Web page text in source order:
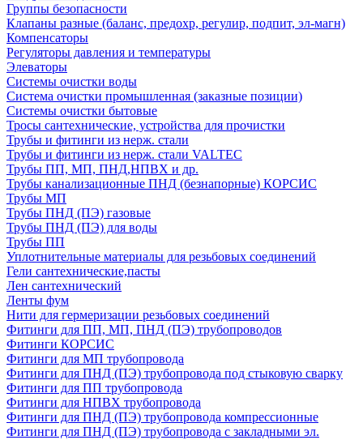
Группы безопасности
Клапаны разные (баланс, предохр, регулир, подпит, эл-магн)
Компенсаторы
Регуляторы давления и температуры
Элеваторы
Системы очистки воды
Система очистки промышленная (заказные позиции)
Системы очистки бытовые
Тросы сантехнические, устройства для прочистки
Трубы и фитинги из нерж. стали
Трубы и фитинги из нерж. стали VALTEC
Трубы ПП, МП, ПНД,НПВХ и др.
Трубы канализационные ПНД (безнапорные) КОРСИС
Трубы МП
Трубы ПНД (ПЭ) газовые
Трубы ПНД (ПЭ) для воды
Трубы ПП
Уплотнительные материалы для резьбовых соединений
Гели сантехнические,пасты
Лен сантехнический
Ленты фум
Нити для гермеризации резьбовых соединений
Фитинги для ПП, МП, ПНД (ПЭ) трубопроводов
Фитинги КОРСИС
Фитинги для МП трубопровода
Фитинги для ПНД (ПЭ) трубопровода под стыковую сварку
Фитинги для ПП трубопровода
Фитинги для НПВХ трубопровода
Фитинги для ПНД (ПЭ) трубопровода компрессионные
Фитинги для ПНД (ПЭ) трубопровода с закладными эл.